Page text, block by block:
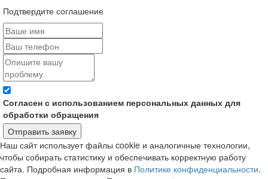
Подтвердите соглашение
Согласен с использованием персональных данных для
обработки обращения
Отправить заявку
Наш сайт использует файлы cookie и аналогичные технологии,
чтобы собирать статистику и обеспечивать корректную работу
сайта. Подробная информация в Политике конфиденциальности.